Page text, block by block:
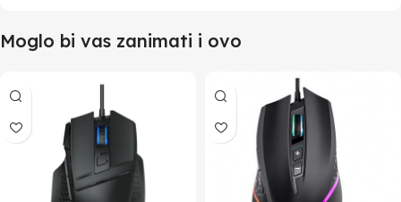
Moglo bi vas zanimati i ovo